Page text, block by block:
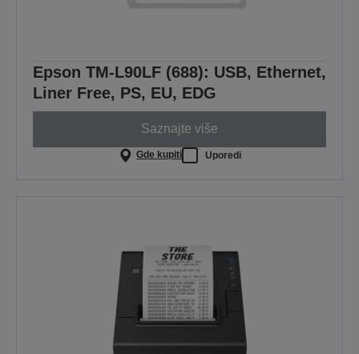
Epson TM-L90LF (688): USB, Ethernet,
Liner Free, PS, EU, EDG
Saznajte više
Gde kupiti Uporedi